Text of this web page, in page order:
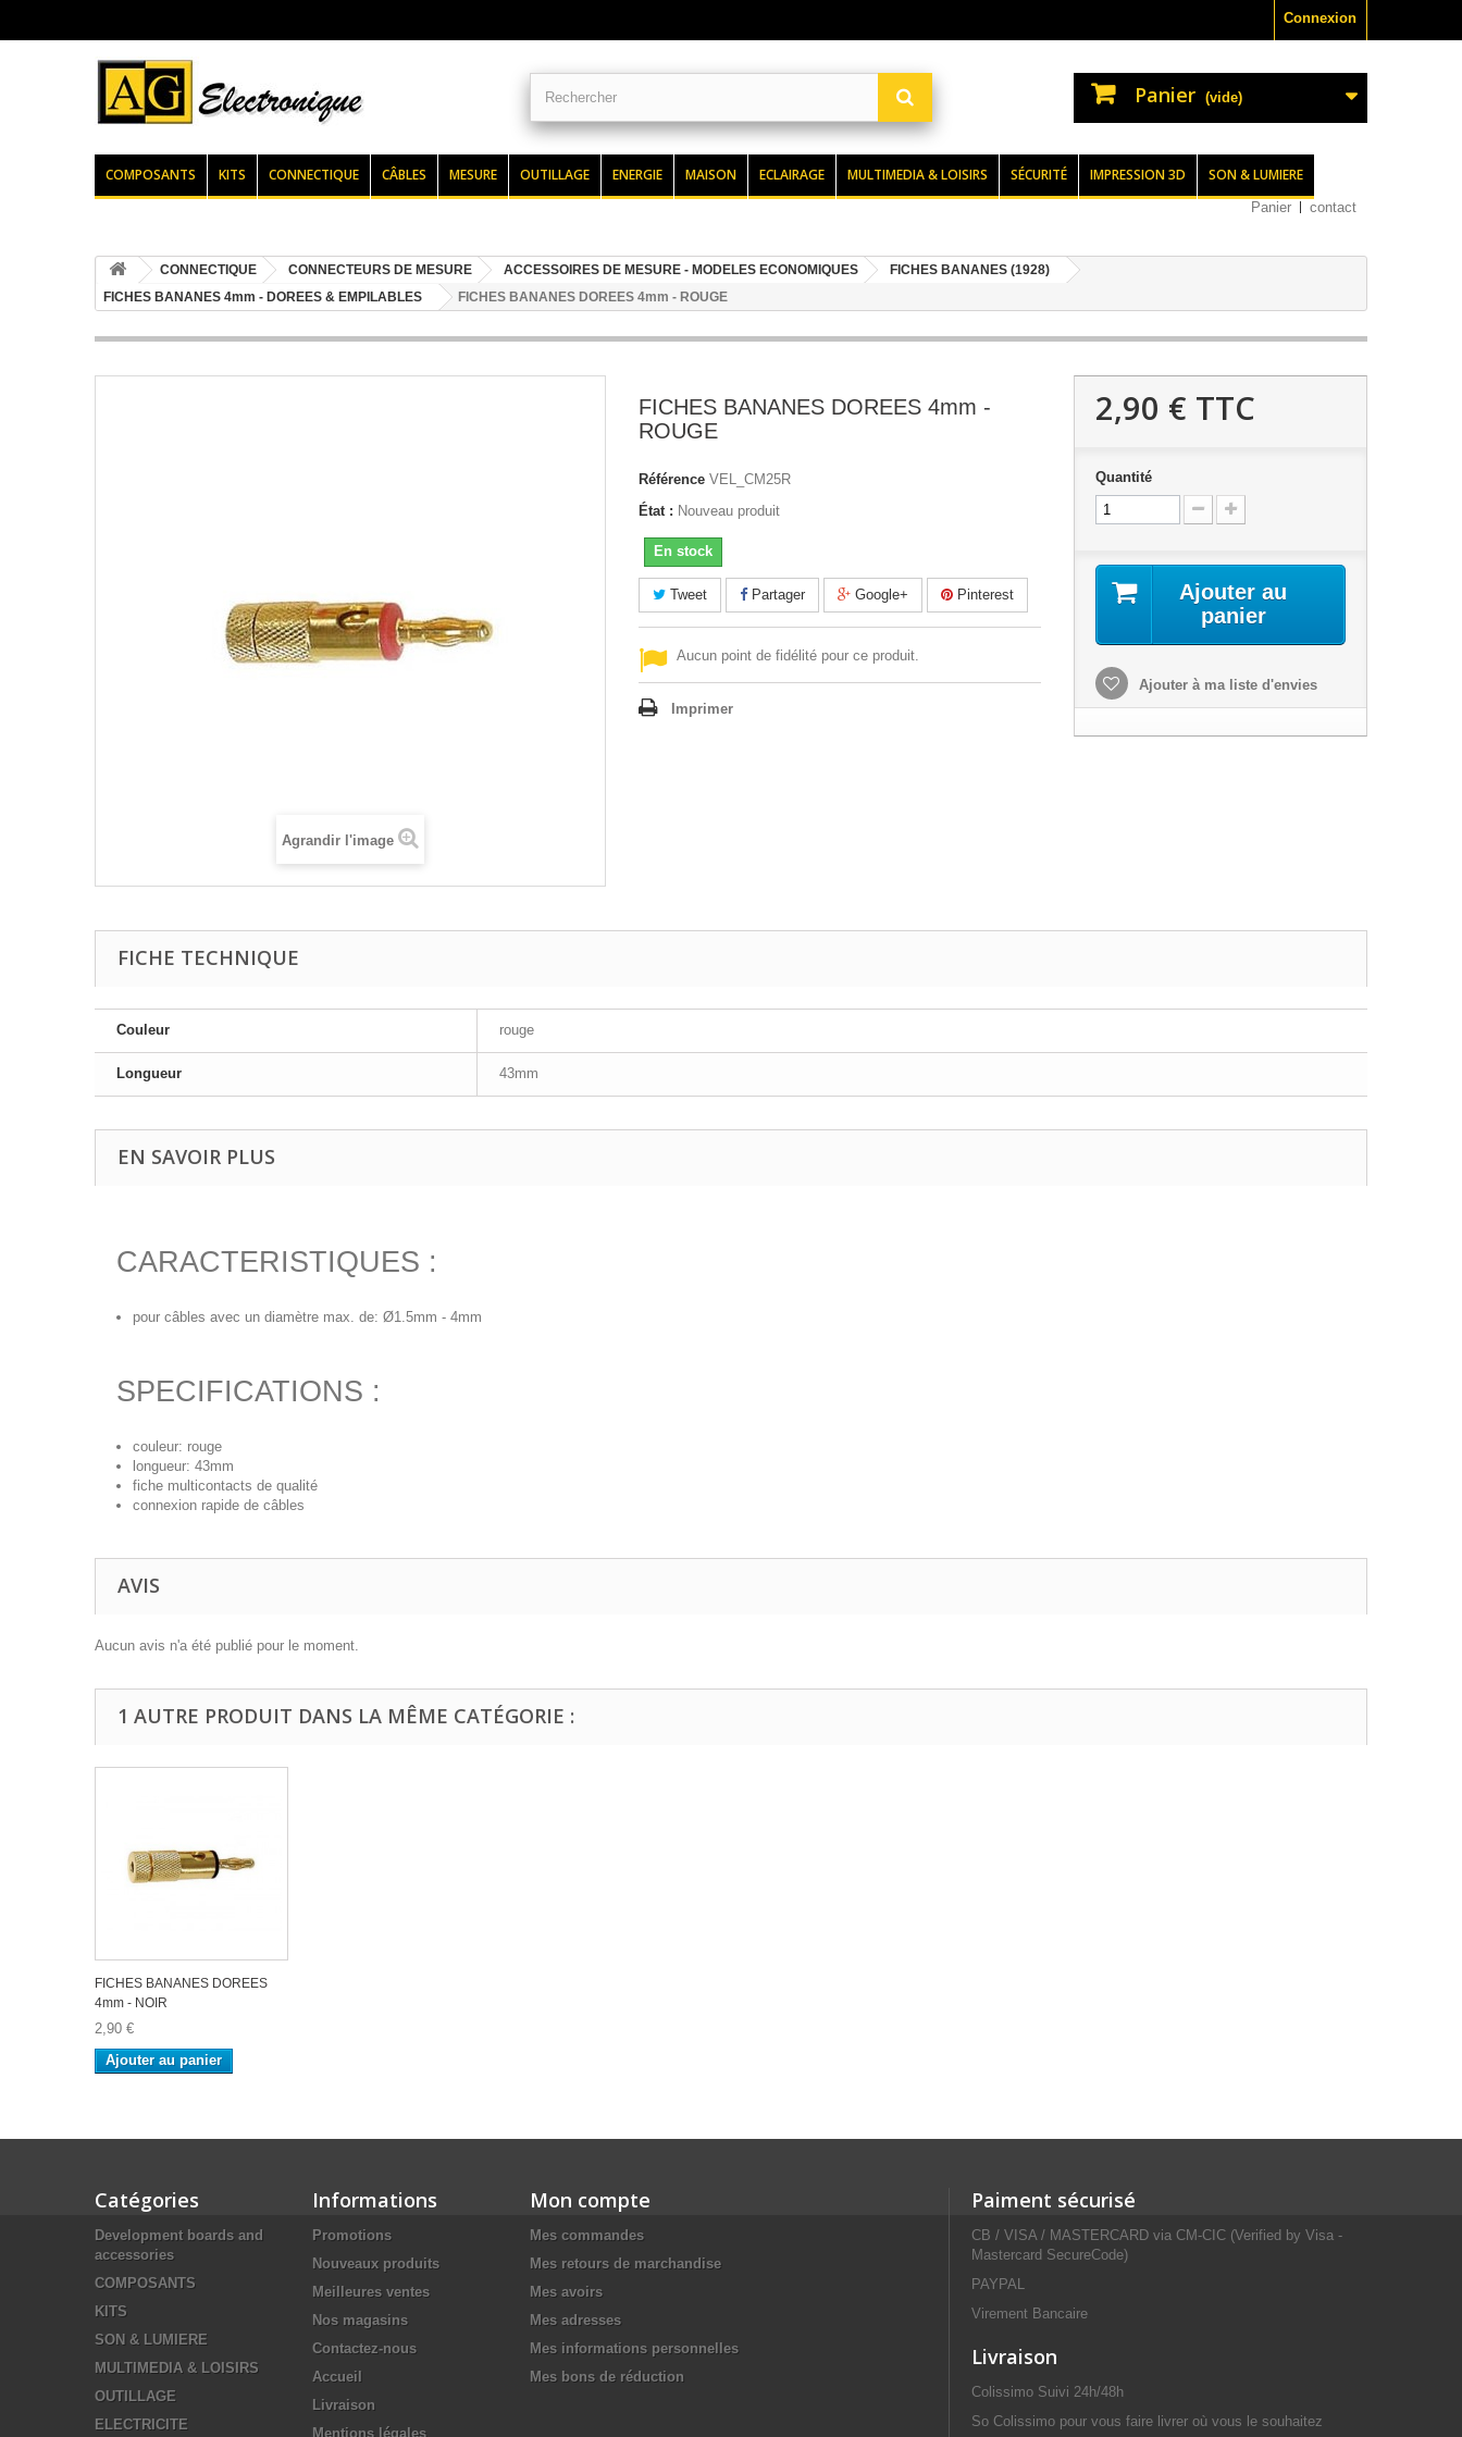
Connexion
Panier (vide)
COMPOSANTS KITS CONNECTIQUE CÂBLES MESURE OUTILLAGE ENERGIE MAISON ECLAIRAGE MULTIMEDIA & LOISIRS SÉCURITÉ IMPRESSION 3D SON & LUMIERE
Panier contact
CONNECTIQUE CONNECTEURS DE MESURE ACCESSOIRES DE MESURE - MODELES ECONOMIQUES
FICHES BANANES (1928)
FICHES BANANES 4mm - DOREES & EMPILABLES
FICHES BANANES DOREES 4mm - ROUGE
Agrandir l'image
FICHES BANANES DOREES 4mm -
ROUGE
Référence VEL_CM25R
État : Nouveau produit
En stock
Tweet Partager Google+ Pinterest
Aucun point de fidélité pour ce produit.
Imprimer
2,90 € TTC
Quantité
Ajouter au
panier
Ajouter à ma liste d'envies
FICHE TECHNIQUE
Couleur rouge
Longueur 43mm
EN SAVOIR PLUS
CARACTERISTIQUES :
pour câbles avec un diamètre max. de: Ø1.5mm - 4mm
SPECIFICATIONS :
couleur: rouge
longueur: 43mm
fiche multicontacts de qualité
connexion rapide de câbles
AVIS
Aucun avis n'a été publié pour le moment.
1 AUTRE PRODUIT DANS LA MÊME CATÉGORIE :
FICHES BANANES DOREES
4mm - NOIR
2,90 €
Ajouter au panier
Catégories
Development boards and
accessories
COMPOSANTS
KITS
SON & LUMIERE
MULTIMEDIA & LOISIRS
OUTILLAGE
ELECTRICITE
Informations
Promotions
Nouveaux produits
Meilleures ventes
Nos magasins
Contactez-nous
Accueil
Livraison
Mentions légales
Mon compte
Mes commandes
Mes retours de marchandise
Mes avoirs
Mes adresses
Mes informations personnelles
Mes bons de réduction
Paiment sécurisé
CB / VISA / MASTERCARD via CM-CIC (Verified by Visa -
Mastercard SecureCode)
PAYPAL
Virement Bancaire
Livraison
Colissimo Suivi 24h/48h
So Colissimo pour vous faire livrer où vous le souhaitez